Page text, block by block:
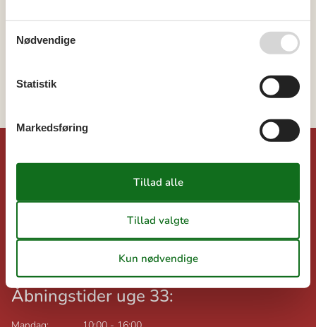
Jylland
Trans
©Dansk-sommerhusferie.dk
Nygade 8B, 2.th
Danmark
Åbningstider uge 33:
Nødvendige
Statistik
Markedsføring